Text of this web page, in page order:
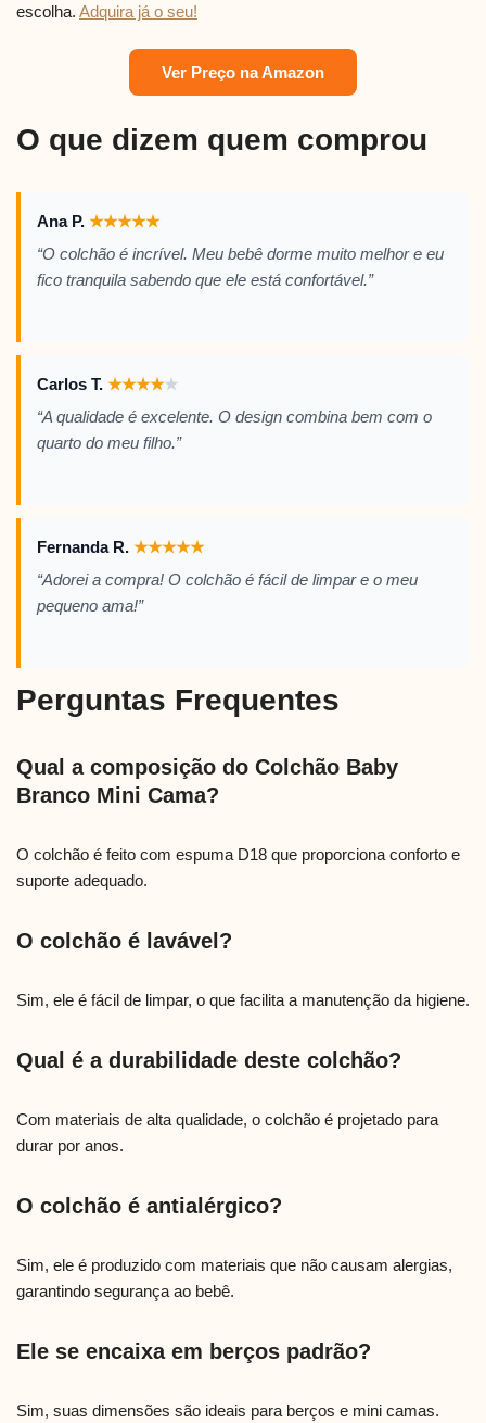
escolha. Adquira já o seu!
Ver Preço na Amazon
O que dizem quem comprou
Ana P. ★★★★★
“O colchão é incrível. Meu bebê dorme muito melhor e eu
fico tranquila sabendo que ele está confortável.”
Carlos T. ★★★★★
“A qualidade é excelente. O design combina bem com o
quarto do meu filho.”
Fernanda R. ★★★★★
“Adorei a compra! O colchão é fácil de limpar e o meu
pequeno ama!”
Perguntas Frequentes
Qual a composição do Colchão Baby
Branco Mini Cama?
O colchão é feito com espuma D18 que proporciona conforto e
suporte adequado.
O colchão é lavável?
Sim, ele é fácil de limpar, o que facilita a manutenção da higiene.
Qual é a durabilidade deste colchão?
Com materiais de alta qualidade, o colchão é projetado para
durar por anos.
O colchão é antialérgico?
Sim, ele é produzido com materiais que não causam alergias,
garantindo segurança ao bebê.
Ele se encaixa em berços padrão?
Sim, suas dimensões são ideais para berços e mini camas.